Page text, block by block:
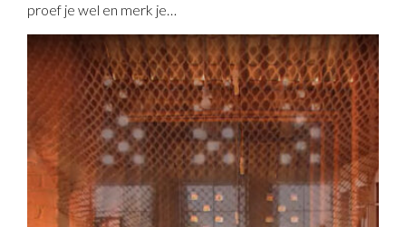
proef je wel en merk je…